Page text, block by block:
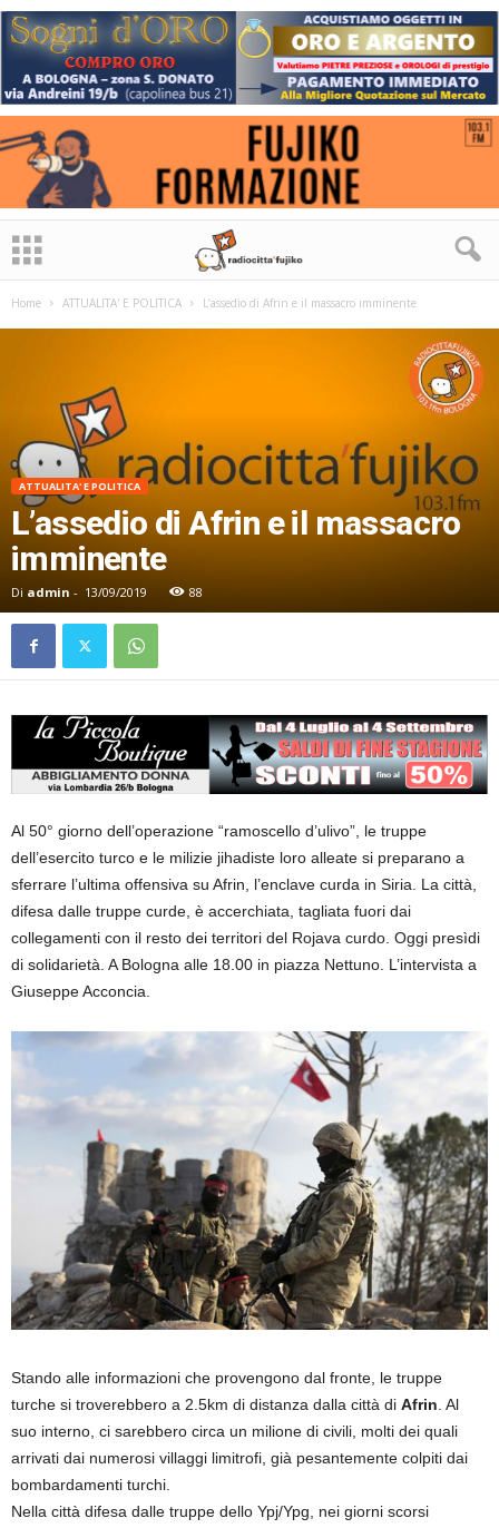
Home ATTUALITA' E POLITICA L’assedio di Afrin e il massacro imminente
ATTUALITA' E POLITICA
L’assedio di Afrin e il massacro
imminente
Di admin - 13/09/2019 88
Al 50° giorno dell’operazione “ramoscello d’ulivo”, le truppe
dell’esercito turco e le milizie jihadiste loro alleate si preparano a
sferrare l’ultima offensiva su Afrin, l’enclave curda in Siria. La città,
difesa dalle truppe curde, è accerchiata, tagliata fuori dai
collegamenti con il resto dei territori del Rojava curdo. Oggi presìdi
di solidarietà. A Bologna alle 18.00 in piazza Nettuno. L’intervista a
Giuseppe Acconcia.
Stando alle informazioni che provengono dal fronte, le truppe
turche si troverebbero a 2.5km di distanza dalla città di Afrin . Al
suo interno, ci sarebbero circa un milione di civili, molti dei quali
arrivati dai numerosi villaggi limitrofi, già pesantemente colpiti dai
bombardamenti turchi.
Nella città difesa dalle truppe dello Ypj/Ypg, nei giorni scorsi